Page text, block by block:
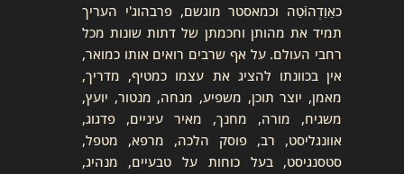
כאַוַדְהוּֿטַה וכמאסטר מוגשם, פרבהוג'י העריך
תמיד את מהותן וחכמתן של דתות שונות מכל
רחבי העולם. על אף שרבים רואים אותו כמואר,
אין בכוונתו להציג את עצמו כמטיף, מדריך,
מאמן, יוצר תוכן, משפיע, מנחה, מנטור, יועץ,
משגיח, מורה, מחנך, מאיר עיניים, פדגוג,
אוונגליסט, רב, פוסק הלכה, מרפא, מטפל,
סטסנגיסט, בעל כוחות על טבעיים, מנהיג,